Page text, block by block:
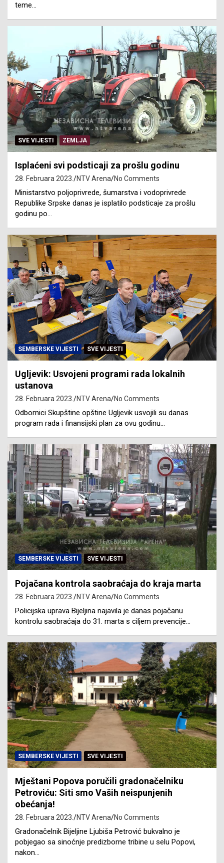
teme…
SVE VIJESTI ZEMLJA
Isplaćeni svi podsticaji za prošlu godinu
28. Februara 2023. NTV Arena No Comments
Ministarstvo poljoprivrede, šumarstva i vodoprivrede
Republike Srpske danas je isplatilo podsticaje za prošlu
godinu po…
SEMBERSKE VIJESTI SVE VIJESTI
Ugljevik: Usvojeni programi rada lokalnih
ustanova
28. Februara 2023. NTV Arena No Comments
Odbornici Skupštine opštine Ugljevik usvojili su danas
program rada i finansijski plan za ovu godinu…
SEMBERSKE VIJESTI SVE VIJESTI
Pojačana kontrola saobraćaja do kraja marta
28. Februara 2023. NTV Arena No Comments
Policijska uprava Bijeljina najavila je danas pojačanu
kontrolu saobraćaja do 31. marta s ciljem prevencije…
SEMBERSKE VIJESTI SVE VIJESTI
Mještani Popova poručili gradonačelniku
Petroviću: Siti smo Vaših neispunjenih
obećanja!
28. Februara 2023. NTV Arena No Comments
Gradonačelnik Bijeljine Ljubiša Petrović bukvalno je
pobjegao sa sinoćnje predizborne tribine u selu Popovi,
nakon…